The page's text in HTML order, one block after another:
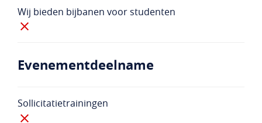
Wij bieden bijbanen voor studenten
Evenementdeelname
Sollicitatietrainingen